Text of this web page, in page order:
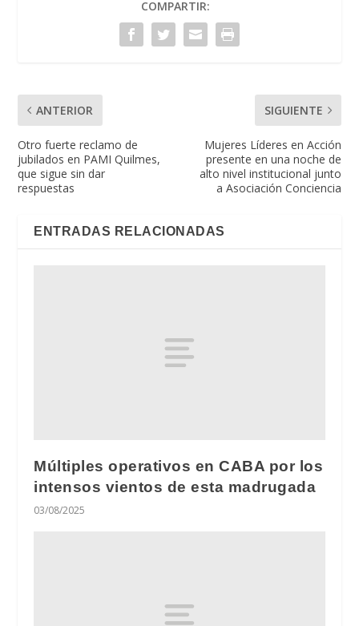
COMPARTIR:
ANTERIOR
Otro fuerte reclamo de
jubilados en PAMI Quilmes,
que sigue sin dar
respuestas
SIGUIENTE
Mujeres Líderes en Acción
presente en una noche de
alto nivel institucional junto
a Asociación Conciencia
ENTRADAS RELACIONADAS
Múltiples operativos en CABA por los
intensos vientos de esta madrugada
03/08/2025